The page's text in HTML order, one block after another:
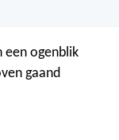
een ogenblik
gaand